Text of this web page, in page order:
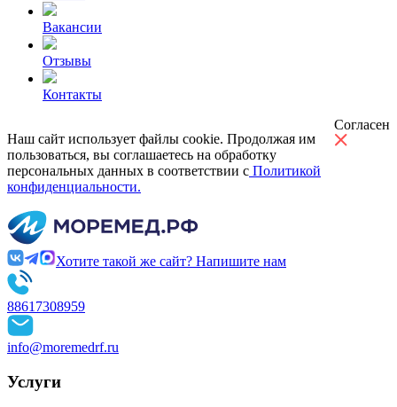
Вакансии
Отзывы
Контакты
Наш сайт использует файлы cookie. Продолжая им
пользоваться, вы соглашаетесь на обработку
персональных данных в соответствии с Политикой
конфиденциальности.
Согласен
Хотите такой же сайт? Напишите нам
88617308959
info@moremedrf.ru
Услуги